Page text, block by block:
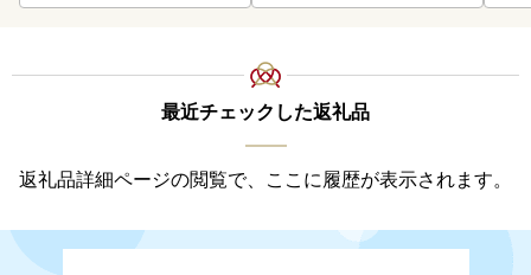
最近チェックした返礼品
返礼品詳細ページの閲覧で、ここに履歴が表示されます。